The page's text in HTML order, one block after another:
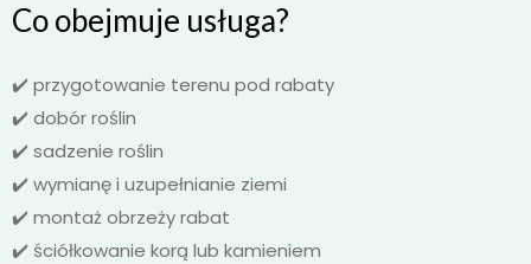
Co obejmuje usługa?
✔️ przygotowanie terenu pod rabaty
✔️ dobór roślin
✔️ sadzenie roślin
✔️ wymianę i uzupełnianie ziemi
✔️ montaż obrzeży rabat
✔️ ściółkowanie korą lub kamieniem